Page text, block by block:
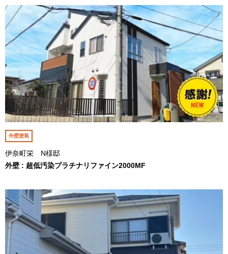
外壁塗装
伊奈町栄 N様邸
外壁 : 超低汚染プラチナリファイン2000MF